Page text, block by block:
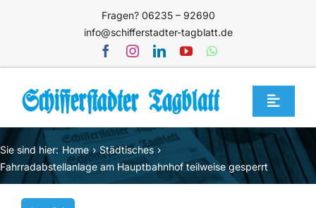
Fragen? 06235 – 92690
info@schifferstadter-tagblatt.de
Toggle
Home
Themen
Blog
Sie sind hier: Home
Städtisches
Fahrradabstellanlage am Hauptbahnhof teilweise gesperrt